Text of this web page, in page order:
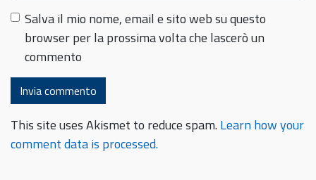
Salva il mio nome, email e sito web su questo
browser per la prossima volta che lascerò un
commento
This site uses Akismet to reduce spam.Learn how your
comment data is processed.